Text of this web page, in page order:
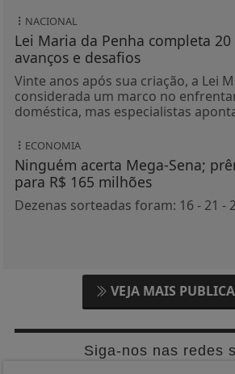
NACIONAL
Lei Maria da Penha completa
avanços e desafios
Vinte anos após sua criação, a Lei
considerada um marco no
doméstica, mas especialistas
ECONOMIA
Ninguém acerta Mega-Sena;
para R$ 165 milhões
Dezenas sorteadas foram: 16 - 21 -
VEJA MAIS
Siga-nos nas redes